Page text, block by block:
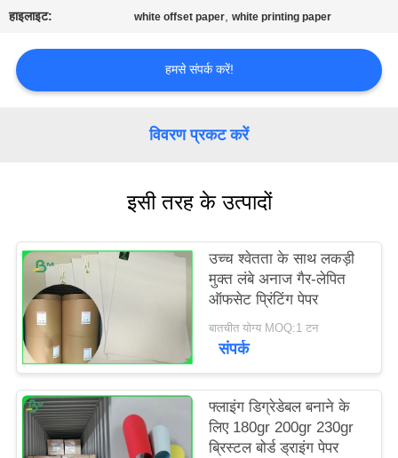
मामलों
POLICY
हाइलाइट: white offset paper,white printing paper
हमसे संपर्क करें!
विवरण प्रकट करें
इसी तरह के उत्पादों
उच्च श्वेतता के साथ लकड़ी
मुक्त लंबे अनाज गैर-लेपित
ऑफसेट प्रिंटिंग पेपर
बातचीत योग्य MOQ:1 टन
संपर्क
फ्लाइंग डिग्रेडेबल बनाने के
लिए 180gr 200gr 230gr
ब्रिस्टल बोर्ड ड्राइंग पेपर